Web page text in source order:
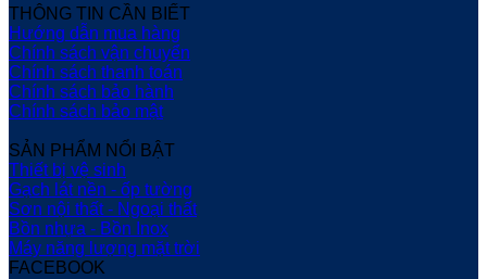
THÔNG TIN CẦN BIẾT
Hướng dẫn mua hàng
Chính sách vận chuyển
Chính sách thanh toán
Chính sách bảo hành
Chính sách bảo mật
SẢN PHẨM NỔI BẬT
Thiết bị vệ sinh
Gạch lát nền - ốp tường
Sơn nội thất - Ngoại thất
Bồn nhựa - Bồn Inox
Máy năng lượng mặt trời
FACEBOOK